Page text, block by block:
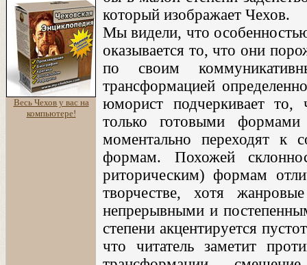
Весь Чехов у вас на
компьютере!
который изображает Чехов.
Мы видели, что
оказывается то, что они
по своим
трансформацией
юморист подчеркивает то,
только готовыми
моментально переходят к
формам. Похожей
риторическим) формам
творчестве, хотя
непрерывными и
степени акцентируется
что читатель заметит